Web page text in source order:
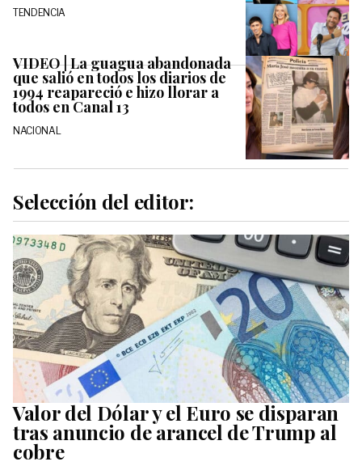
TENDENCIA
VIDEO | La guagua abandonada
que salió en todos los diarios de
1994 reapareció e hizo llorar a
todos en Canal 13
NACIONAL
Selección del editor:
Valor del Dólar y el Euro se disparan
tras anuncio de arancel de Trump al
cobre